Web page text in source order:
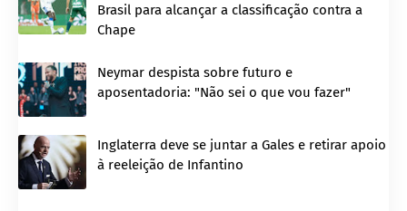
Brasil para alcançar a classificação contra a
Chape
Neymar despista sobre futuro e
aposentadoria: "Não sei o que vou fazer"
Inglaterra deve se juntar a Gales e retirar apoio
à reeleição de Infantino